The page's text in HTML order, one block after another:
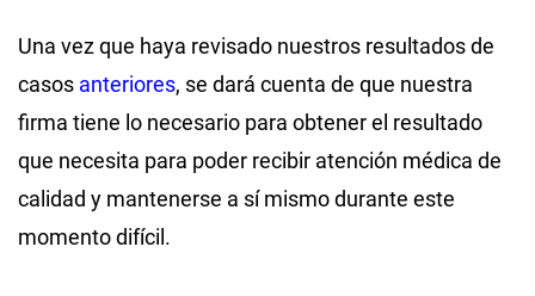
Una vez que haya revisado nuestros resultados de
casos anteriores, se dará cuenta de que nuestra
firma tiene lo necesario para obtener el resultado
que necesita para poder recibir atención médica de
calidad y mantenerse a sí mismo durante este
momento difícil.